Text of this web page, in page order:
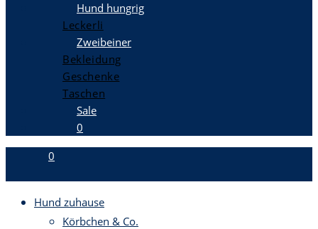
Hund hungrig
Leckerli
Zweibeiner
Bekleidung
Geschenke
Taschen
Sale
0
0
Hund zuhause
Körbchen & Co.